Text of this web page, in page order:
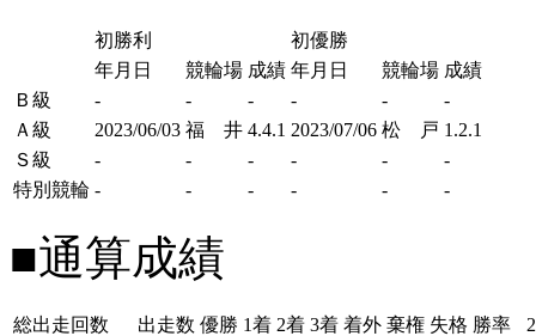
初勝利
初優勝
年月日
競輪場 成績 年月日 競輪場 成績
Ｂ級
- - - - -
-
Ａ級
2023/06/03 福 井 4.4.1 2023/07/06 松 戸 1.2.1
Ｓ級
- - - - -
-
特別競輪 - - - - - -
■通算成績
総出走回数 出走数 優勝 1着 2着 3着 着外 棄権 失格 勝率